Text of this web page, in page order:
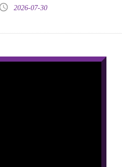
2026-07-30